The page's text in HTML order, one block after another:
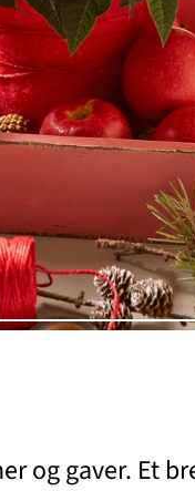
og gaver. Et